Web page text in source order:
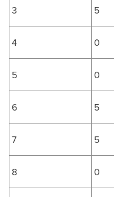
3 5
4 0
5 0
6 5
7 5
8 0